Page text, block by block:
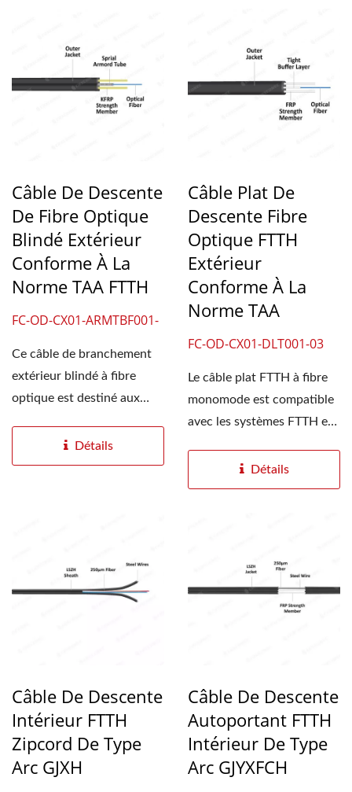
Câble De Descente
De Fibre Optique
Blindé Extérieur
Conforme À La
Norme TAA FTTH
FC-OD-CX01-ARMTBF001-
Ce câble de branchement
extérieur blindé à fibre
optique est destiné aux
Détails
Câble Plat De
Descente Fibre
Optique FTTH
Extérieur
Conforme À La
Norme TAA
FC-OD-CX01-DLT001-03
Le câble plat FTTH à fibre
monomode est compatible
avec les systèmes FTTH et
Détails
Câble De Descente
Intérieur FTTH
Zipcord De Type
Arc GJXH
Câble De Descente
Autoportant FTTH
Intérieur De Type
Arc GJYXFCH